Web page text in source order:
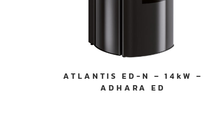
ATLANTIS ED-N – 14kW –
ADHARA ED